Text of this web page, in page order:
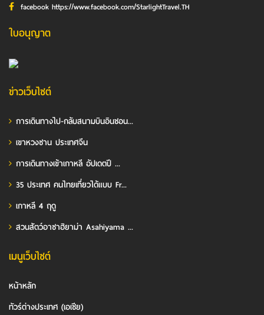
facebook https://www.facebook.com/StarlightTravel.TH
ใบอนุญาต
ข่าวเว็บไซต์
การเดินทางไป-กลับสนามบินอินชอน...
เขาหวงซาน ประเทศจีน
การเดินทางเข้าเกาหลี อัปเดตปี ...
35 ประเทศ คนไทยเที่ยวได้แบบ Fr...
เกาหลี 4 ฤดู
สวนสัตว์อาซาฮิยาม่า Asahiyama ...
เมนูเว็บไซต์
หน้าหลัก
ทัวร์ต่างประเทศ (เอเชีย)